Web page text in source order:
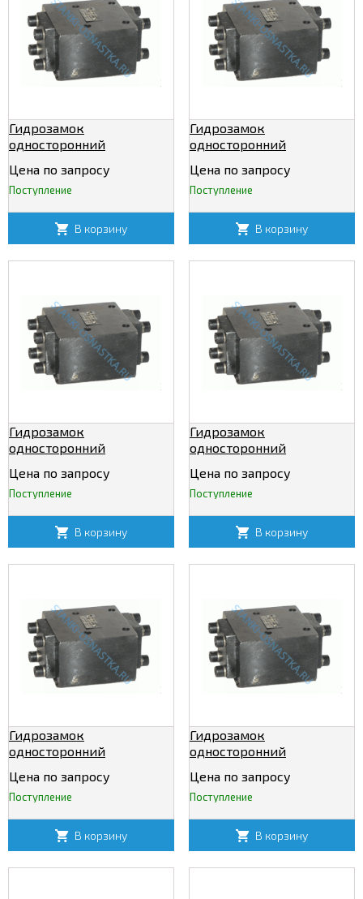
Гидрозамок
односторонний
Цена по запросу
Поступление
В корзину
Гидрозамок
односторонний
Цена по запросу
Поступление
В корзину
Гидрозамок
односторонний
Цена по запросу
Поступление
В корзину
Гидрозамок
односторонний
Цена по запросу
Поступление
В корзину
Гидрозамок
односторонний
Цена по запросу
Поступление
В корзину
Гидрозамок
односторонний
Цена по запросу
Поступление
В корзину